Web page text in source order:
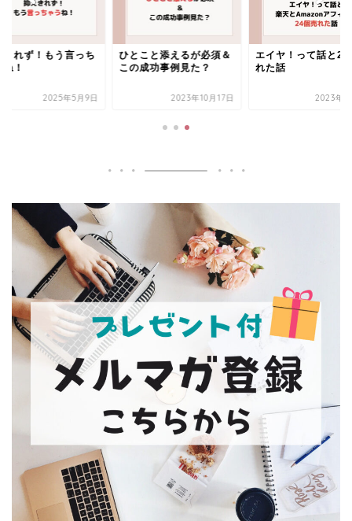
きれず！もう言っち
！
2025年5月9日
ひとこと添えるが必須＆
この成功事例見た？
2023年10月17日
エイヤ！って話と24
れた話
2023年2